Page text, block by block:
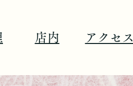
店内 アクセス